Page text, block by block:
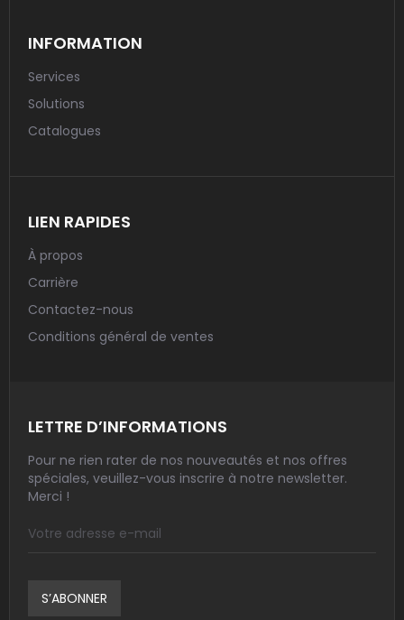
INFORMATION
Services
Solutions
Catalogues
LIEN RAPIDES
À propos
Carrière
Contactez-nous
Conditions général de ventes
LETTRE D’INFORMATIONS
Pour ne rien rater de nos nouveautés et nos offres
spéciales, veuillez-vous inscrire à notre newsletter.
Merci !
S’ABONNER